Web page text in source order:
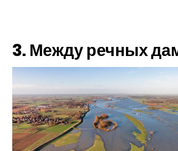
3. Между речных